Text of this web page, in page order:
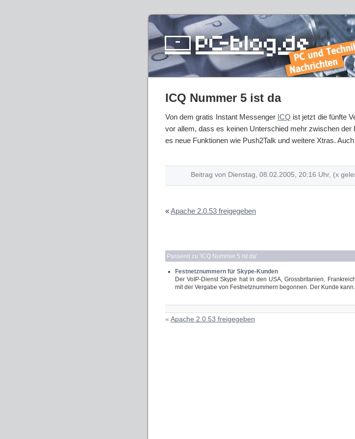
ICQ Nummer 5 ist da
Von dem gratis Instant Messenger ICQ ist jetzt die fünfte
vor allem, dass es keinen Unterschied mehr zwischen der
es neue Funktionen wie Push2Talk und weitere Xtras.
Beitrag von Dienstag, 08.02.2005, 20:16 Uhr, (x
«Apache 2.0.53 freigegeben
Passend zu ' ICQ Nummer 5 ist da'
Festnetznummern für Skype-Kunden
Der VoIP-Dienst Skype hat in den USA, Grossbritanien,
mit der Vergabe von Festnetznummern begonnen. Der Kunde
« Apache 2.0.53 freigegeben